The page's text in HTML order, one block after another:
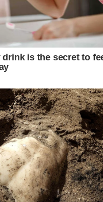
Sinar Harian.
Klik
bantu kajian selidik kami
baucar tunai.
jantina anda?
VPoints:0
Pasir Mas